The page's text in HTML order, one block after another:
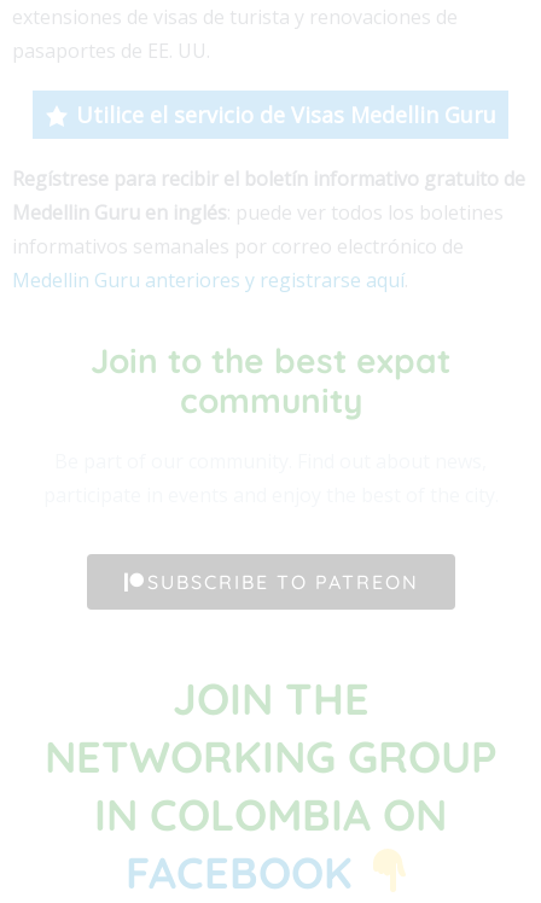
extensiones de visas de turista y renovaciones de
pasaportes de EE. UU.
Utilice el servicio de Visas Medellin Guru
Regístrese para recibir el boletín informativo gratuito de
Medellin Guru en inglés: puede ver todos los boletines
informativos semanales por correo electrónico de
Medellin Guru anteriores y registrarse aquí.
Join to the best expat
community​
SUBSCRIBE TO PATREON
JOIN THE
NETWORKING GROUP
IN COLOMBIA ON
FACEBOOK